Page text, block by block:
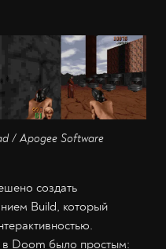
/ Apogee Software
создать
Build, который
в Doom было простым: